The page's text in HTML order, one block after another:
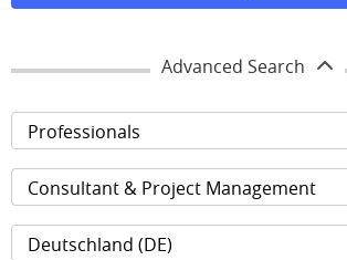
Advanced Search